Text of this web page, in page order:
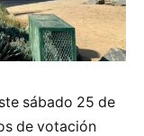
sábado 25 de
de votación